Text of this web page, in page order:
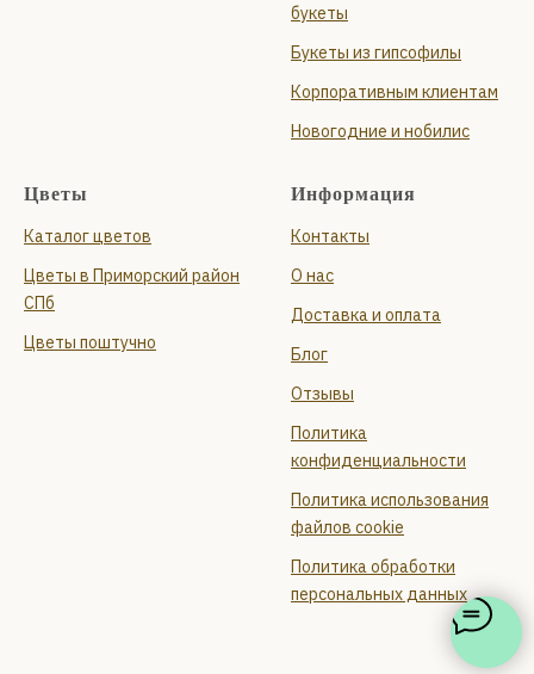
букеты
Букеты из гипсофилы
Корпоративным клиентам
Новогодние и нобилис
Цветы
Каталог цветов
Цветы в Приморский район
СПб
Цветы поштучно
Информация
Контакты
О нас
Доставка и оплата
Блог
Отзывы
Политика
конфиденциальности
Политика использования
файлов cookie
Политика обработки
персональных данных